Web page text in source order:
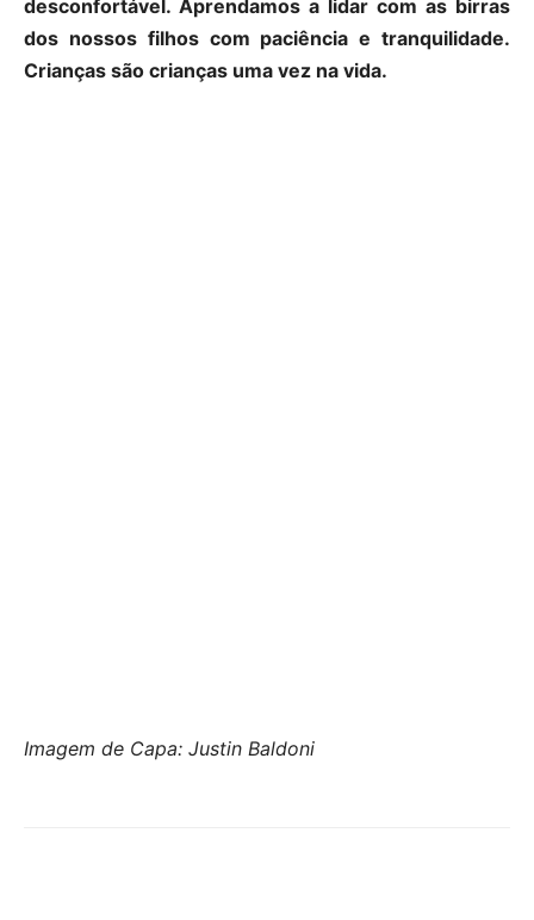
desconfortável. Aprendamos a lidar com as birras
dos nossos filhos com paciência e tranquilidade.
Crianças são crianças uma vez na vida.
Imagem de Capa: Justin Baldoni